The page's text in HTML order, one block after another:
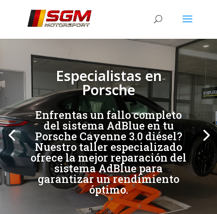
Especialistas en
Porsche
Enfrentas un fallo completo
del sistema AdBlue en tu
Porsche Cayenne 3.0 diésel?
Nuestro taller especializado
ofrece la mejor reparación del
sistema AdBlue para
garantizar un rendimiento
óptimo.